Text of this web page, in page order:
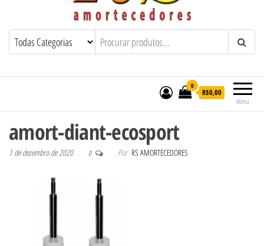
Rs Amortecedores Recondicionados –
Suspensão e Molas
Amortecedores Recondicionados de
qualidade reconhecida.
Menu
0
R$0,00
amort-diant-ecosport
1 de dezembro de 2020 0 Por RS AMORTECEDORES